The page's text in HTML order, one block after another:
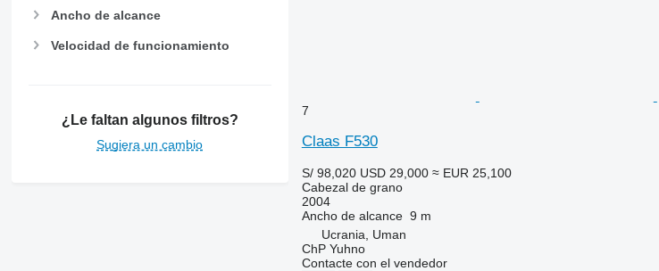
Ancho de alcance
Velocidad de funcionamiento
¿Le faltan algunos filtros?
Sugiera un cambio
7
Claas F530
S/ 98,020 USD 29,000 ≈ EUR 25,100
Cabezal de grano
2004
Ancho de alcance 9 m
Ucrania, Uman
ChP Yuhno
Contacte con el vendedor